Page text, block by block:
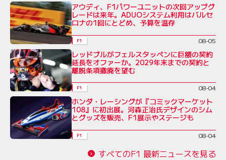
アウディ、F1パワーユニットの次回アップグ
レードは来年。ADUOシステム利用はバルセ
ロナの1回にとどめ、予算を温存
F1 08-05
レッドブルがフェルスタッペンに巨額の契約
延長をオファーか。2029年末までの契約と
離脱条項撤廃を望む
F1 08-04
ホンダ・レーシングが『コミックマーケット
108』に初出展。河森正治氏デザインのシム
とグッズを販売、F1展示やステージも
F1 08-04
すべてのF1 最新ニュースを見る